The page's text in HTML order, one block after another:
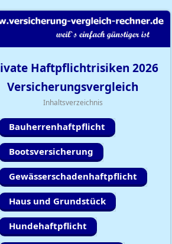
Haftpflichtrisiken 2026
Versicherungsvergleich
Inhaltsverzeichnis
Bauherrenhaftpflicht
Bootsversicherung
Gewässerschadenhaftpflicht
Haus und Grundstück
Hundehaftpflicht